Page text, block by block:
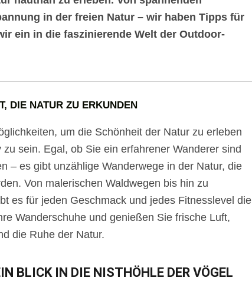
in der freien Natur – wir haben Tipps für
ein in die faszinierende Welt der Outdoor-
DIE NATUR ZU ERKUNDEN
um die Schönheit der Natur zu erleben
sein. Egal, ob Sie ein erfahrener Wanderer sind
– es gibt unzählige Wanderwege in der Natur, die
Von malerischen Waldwegen bis hin zu
es für jeden Geschmack und jedes Fitnesslevel die
Wanderschuhe und genießen Sie frische Luft,
die Ruhe der Natur.
BLICK IN DIE NISTHÖHLE DER VÖGEL